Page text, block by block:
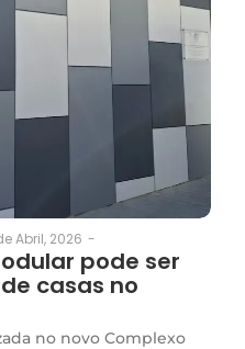
Abril, 2026 -
pode ser
casas no
no novo Complexo